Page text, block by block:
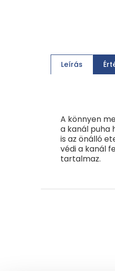
Leírás
A könnyen
a kanál puha
is az önálló
védi a kanál
tartalmaz.